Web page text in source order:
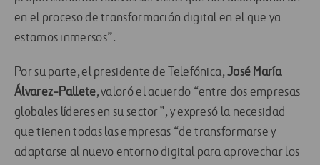
en el proceso de transformación digital en el que ya
estamos inmersos”.
Por su parte, el presidente de Telefónica,José María
Álvarez-Pallete, valoró el acuerdo “entre dos empresas
globales líderes en su sector”, y expresó la necesidad
que tienen todas las empresas “de transformarse y
adaptarse al nuevo entorno digital para aprovechar los